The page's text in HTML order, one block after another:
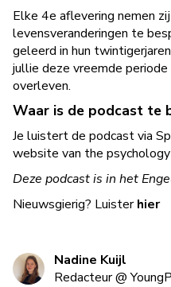
Elke 4e aflevering nemen
levensveranderingen te
geleerd in hun
jullie deze vreemde
overleven.
Waar is de podcast te
Je luistert de podcast via
website van the
Deze podcast is in het
Nieuwsgierig? Luisterhier
Nadine Kuijl
Redacteur@